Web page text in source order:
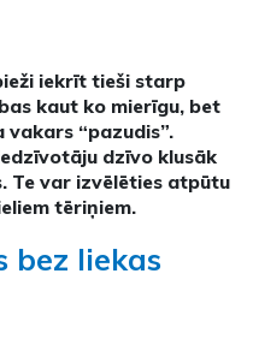
iekrīt tieši starp
kaut ko mierīgu, bet
“pazudis”.
dzīvo klusāk
Te var izvēlēties atpūtu
tēriņiem.
bez liekas